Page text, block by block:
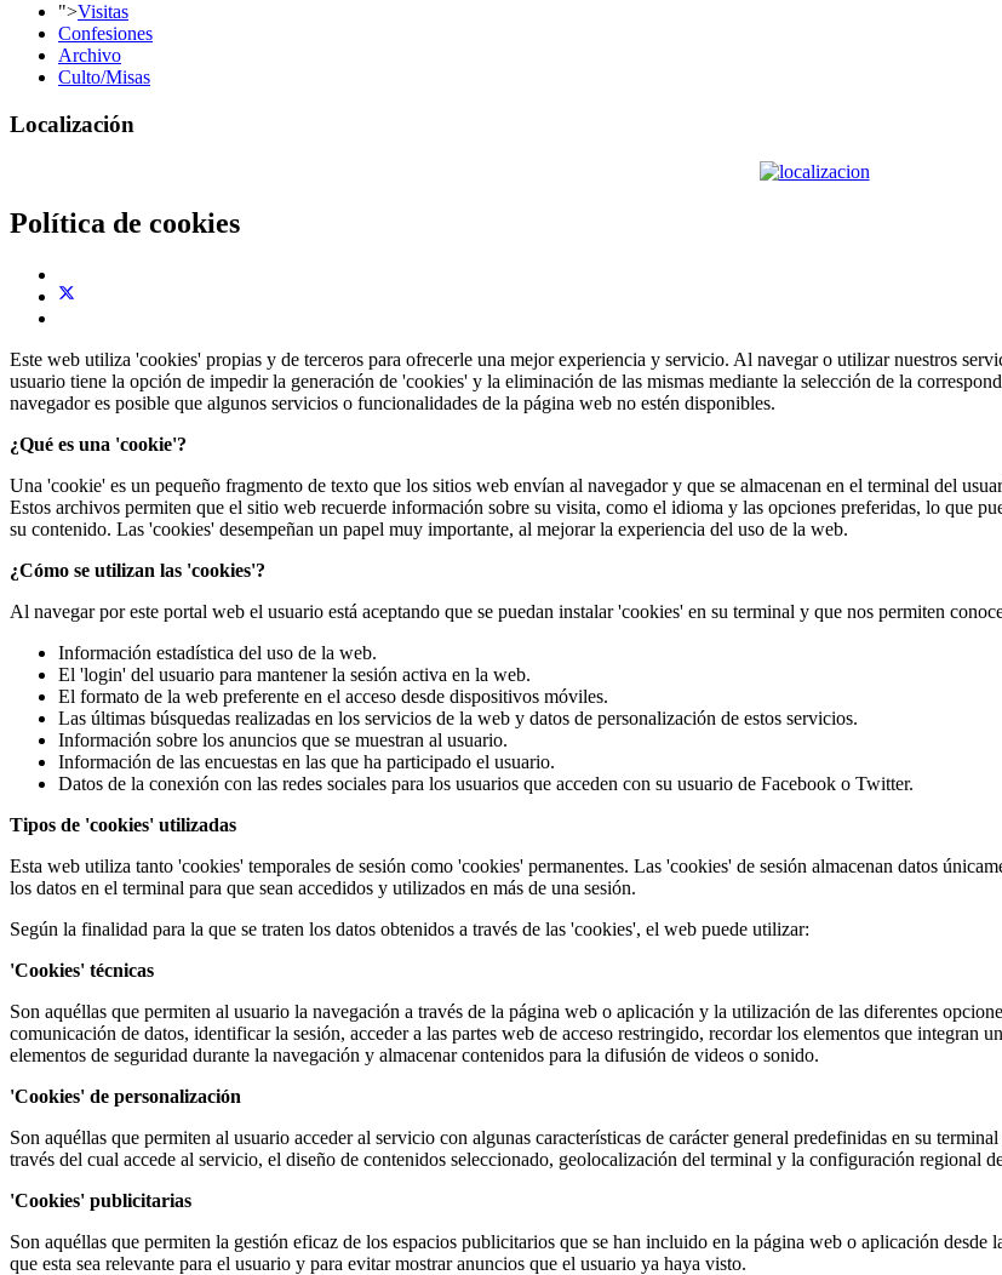
">Visitas
Confesiones
Archivo
Culto/Misas
Localización
Política de cookies
Este web utiliza 'cookies' propias y de terceros para ofrecerle una mejor experiencia y servicio. Al navegar o utilizar nuestros
usuario tiene la opción de impedir la generación de 'cookies' y la eliminación de las mismas mediante la selección de la
navegador es posible que algunos servicios o funcionalidades de la página web no estén disponibles.
¿Qué es una 'cookie'?
Una 'cookie' es un pequeño fragmento de texto que los sitios web envían al navegador y que se almacenan en el terminal del
Estos archivos permiten que el sitio web recuerde información sobre su visita, como el idioma y las opciones preferidas, lo que
su contenido. Las 'cookies' desempeñan un papel muy importante, al mejorar la experiencia del uso de la web.
¿Cómo se utilizan las 'cookies'?
Al navegar por este portal web el usuario está aceptando que se puedan instalar 'cookies' en su terminal y que nos permiten
Información estadística del uso de la web.
El 'login' del usuario para mantener la sesión activa en la web.
El formato de la web preferente en el acceso desde dispositivos móviles.
Las últimas búsquedas realizadas en los servicios de la web y datos de personalización de estos servicios.
Información sobre los anuncios que se muestran al usuario.
Información de las encuestas en las que ha participado el usuario.
Datos de la conexión con las redes sociales para los usuarios que acceden con su usuario de Facebook o Twitter.
Tipos de 'cookies' utilizadas
Esta web utiliza tanto 'cookies' temporales de sesión como 'cookies' permanentes. Las 'cookies' de sesión almacenan datos
los datos en el terminal para que sean accedidos y utilizados en más de una sesión.
Según la finalidad para la que se traten los datos obtenidos a través de las 'cookies', el web puede utilizar:
'Cookies' técnicas
Son aquéllas que permiten al usuario la navegación a través de la página web o aplicación y la utilización de las diferentes
comunicación de datos, identificar la sesión, acceder a las partes web de acceso restringido, recordar los elementos que
elementos de seguridad durante la navegación y almacenar contenidos para la difusión de videos o sonido.
'Cookies' de personalización
Son aquéllas que permiten al usuario acceder al servicio con algunas características de carácter general predefinidas en su
través del cual accede al servicio, el diseño de contenidos seleccionado, geolocalización del terminal y la configuración regional
'Cookies' publicitarias
Son aquéllas que permiten la gestión eficaz de los espacios publicitarios que se han incluido en la página web o aplicación
que esta sea relevante para el usuario y para evitar mostrar anuncios que el usuario ya haya visto.